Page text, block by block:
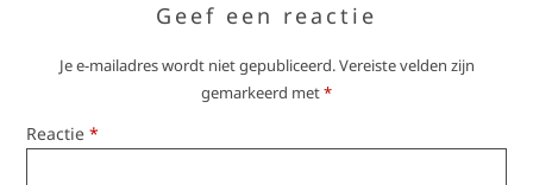
Geef een reactie
Je e-mailadres wordt niet gepubliceerd.Vereiste velden zijn
gemarkeerd met*
Reactie*